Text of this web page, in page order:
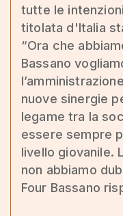
tutte le
titolata d'Italia
“Ora che
Bassano
nuove sinergie
legame tra la
essere sempre
livello giovanile.
non abbiamo
Four Bassano